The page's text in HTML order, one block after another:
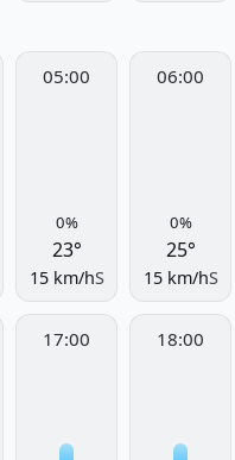
05:00
0%
23°
15 km/hS
06:00
0%
25°
15 km/hS
17:00 18:00